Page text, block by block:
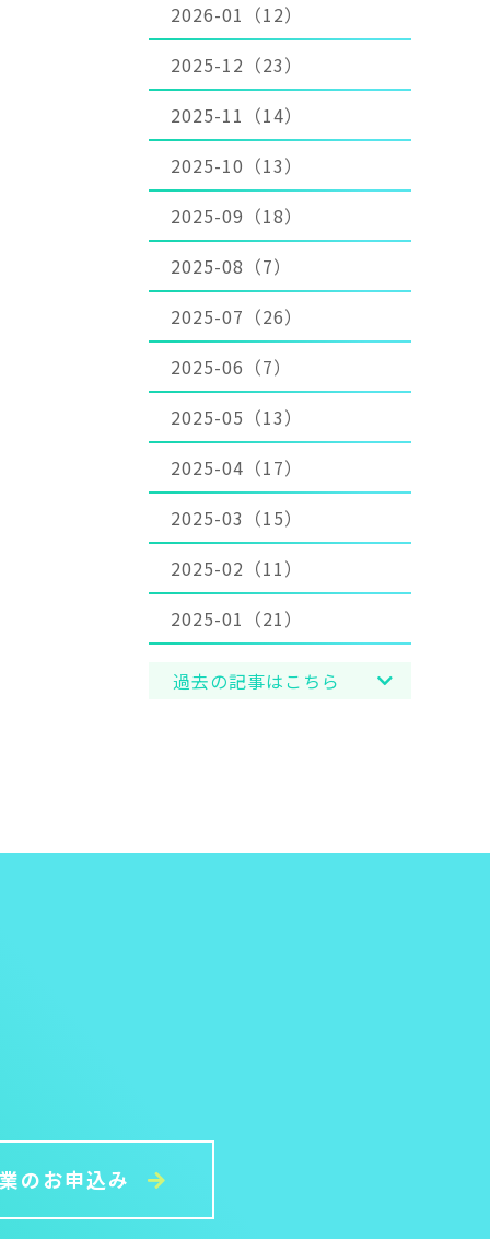
2026-01（12）
2025-12（23）
2025-11（14）
2025-10（13）
2025-09（18）
2025-08（7）
2025-07（26）
2025-06（7）
2025-05（13）
2025-04（17）
2025-03（15）
2025-02（11）
2025-01（21）
過去の記事はこちら
のお申込み